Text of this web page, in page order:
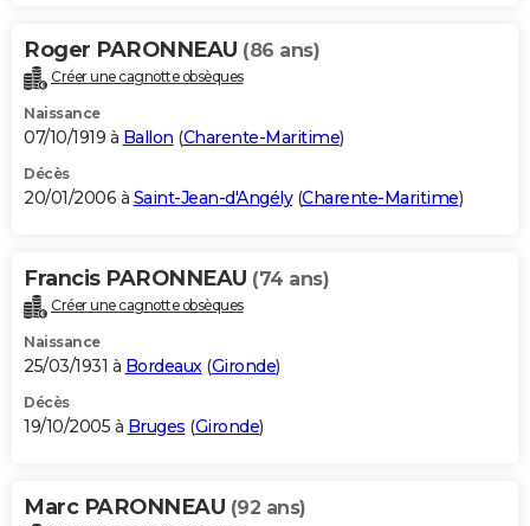
Roger PARONNEAU (86 ans)
Créer une cagnotte obsèques
Naissance
07/10/1919 à Ballon (Charente-Maritime)
Décès
20/01/2006 à Saint-Jean-d'Angély(Charente-Maritime)
Francis PARONNEAU (74 ans)
Créer une cagnotte obsèques
Naissance
25/03/1931 à Bordeaux(Gironde)
Décès
19/10/2005 à Bruges (Gironde)
Marc PARONNEAU (92 ans)